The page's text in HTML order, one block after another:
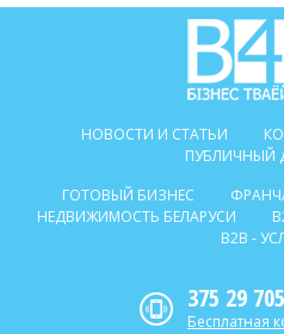
НОВОСТИ И СТАТЬИ
ПУБЛИЧНЫЙ
ГОТОВЫЙ БИЗНЕС
НЕДВИЖИМОСТЬ БЕЛАРУСИ
B2B -
375 29
Бесплатная